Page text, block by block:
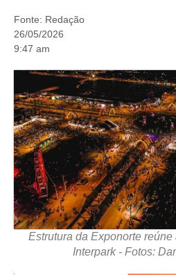
Fonte: Redação
26/05/2026
9:47 am
Estrutura da Exponorte
Interpark - Fotos: